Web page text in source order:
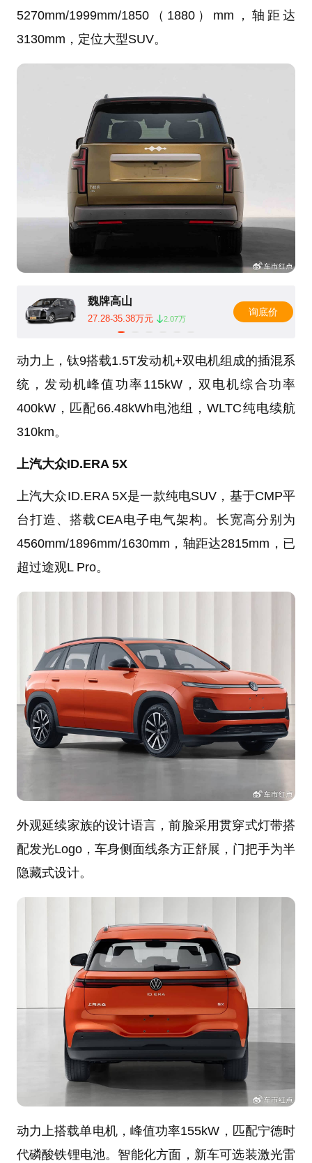
5270mm/1999mm/1850（1880）mm，轴距达
3130mm，定位大型SUV。
魏牌高山
27.28-35.38万元 2.07万
询底价
动力上，钛9搭载1.5T发动机+双电机组成的插混系
统，发动机峰值功率115kW，双电机综合功率
400kW，匹配66.48kWh电池组，WLTC纯电续航
310km。
上汽大众ID.ERA 5X
上汽大众ID.ERA 5X是一款纯电SUV，基于CMP平
台打造、搭载CEA电子电气架构。长宽高分别为
4560mm/1896mm/1630mm，轴距达2815mm，已
超过途观L Pro。
外观延续家族的设计语言，前脸采用贯穿式灯带搭
配发光Logo，车身侧面线条方正舒展，门把手为半
隐藏式设计。
动力上搭载单电机，峰值功率155kW，匹配宁德时
代磷酸铁锂电池。智能化方面，新车可选装激光雷